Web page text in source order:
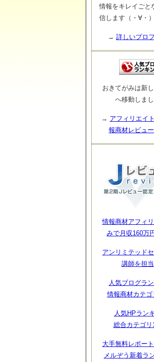
情報をキレイごと
信します（・∀・
→ 詳しいプロ
おきてがみは新
へ移動しまし
→ アフィリエイ
報商材レビュ
情報商材アフィ
みで月収160万
アンリミテッド
講師を担当
人気ブログラ
情報商材カテゴ
人気HPラン
総合カテゴリ
大手無料レポー
メルぞう新着ラ